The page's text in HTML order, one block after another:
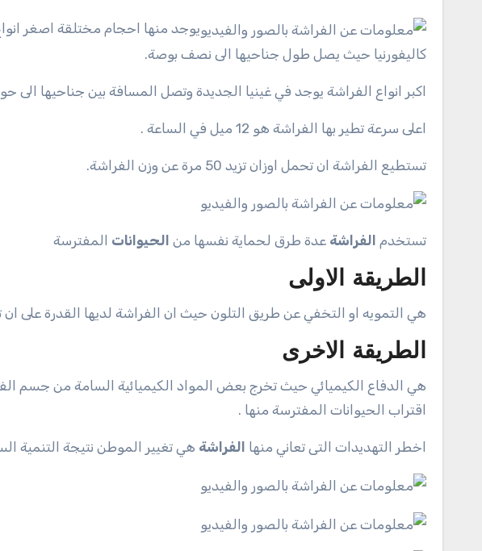
يوجد منها احجام مختلقة اصغر
كاليفورنيا حيث يصل طول جناحيها الى نصف بوصة.
اكبر انواع الفراشة يوجد في غينيا الجديدة وتصل المسافة بين جناحيها الى حوالي 12
اعلى سرعة تطير بها الفراشة هو 12 ميل في الساعة .
تستطيع الفراشة ان تحمل اوزان تزيد 50 مرة عن وزن الفراشة.
تستخدم الفراشة عدة طرق لحماية نفسها من الحيوانات المفترسة
الطريقة الاولى
هي التمويه او التخفي عن طريق التلون حيث ان الفراشة لديها القدرة على
الطريقة الاخرى
هي الدفاع الكيميائي حيث تخرج بعض المواد الكيميائية السامة من جسم
اقتراب الحيوانات المفترسة منها .
اخطر التهديدات التى تعاني منها الفراشة هي تغيير الموطن نتيجة التنمية